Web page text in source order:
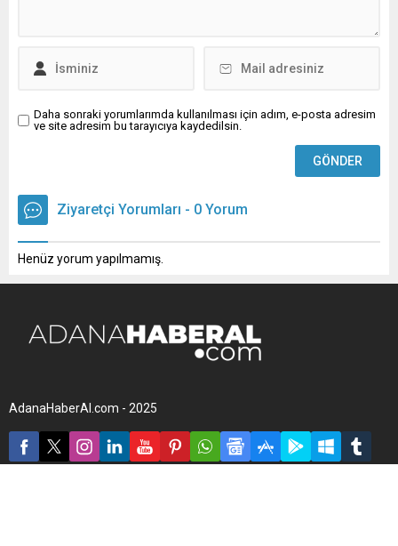
Daha sonraki yorumlarımda kullanılması için adım, e-posta adresim
ve site adresim bu tarayıcıya kaydedilsin.
Ziyaretçi Yorumları - 0 Yorum
Henüz yorum yapılmamış.
AdanaHaberAl.com - 2025